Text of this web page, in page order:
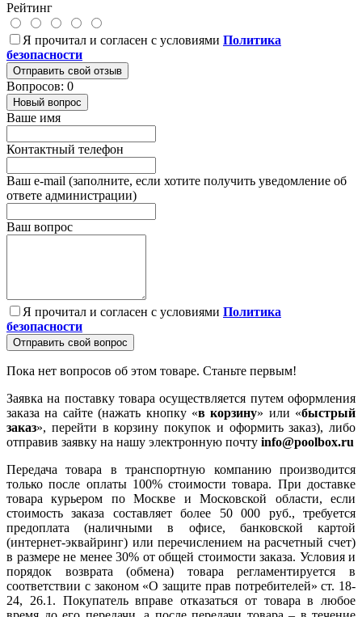
Рейтинг
Я прочитал и согласен с условиями Политика
безопасности
Отправить свой отзыв
Вопросов: 0
Новый вопрос
Ваше имя
Контактный телефон
Ваш e-mail (заполните, если хотите получить уведомление об
ответе администрации)
Ваш вопрос
Я прочитал и согласен с условиями Политика
безопасности
Отправить свой вопрос
Пока нет вопросов об этом товаре. Станьте первым!
Заявка на поставку товара осуществляется путем оформления
заказа на сайте (нажать кнопку «в корзину» или «быстрый
заказ», перейти в корзину покупок и оформить заказ), либо
отправив заявку на нашу электронную почту info@poolbox.ru
Передача товара в транспортную компанию производится
только после оплаты 100% стоимости товара. При доставке
товара курьером по Москве и Московской области, если
стоимость заказа составляет более 50 000 руб., требуется
предоплата (наличными в офисе, банковской картой
(интернет-эквайринг) или перечислением на расчетный счет)
в размере не менее 30% от общей стоимости заказа. Условия и
порядок возврата (обмена) товара регламентируется в
соответствии с законом «О защите прав потребителей» ст. 18-
24, 26.1. Покупатель вправе отказаться от товара в любое